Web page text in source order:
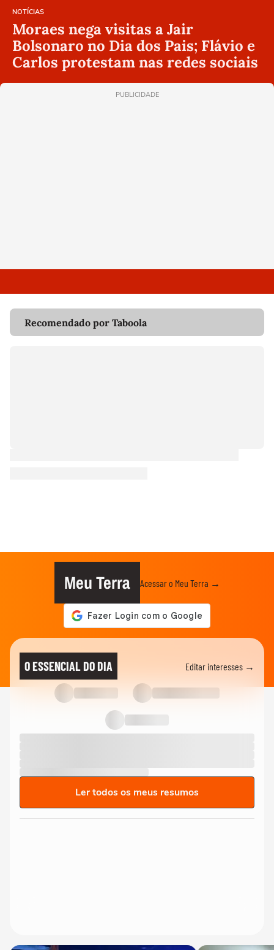
NOTÍCIAS
Moraes nega visitas a Jair
Bolsonaro no Dia dos Pais; Flávio e
Carlos protestam nas redes sociais
PUBLICIDADE
Recomendado por Taboola
Meu Terra Acessar o Meu Terra →
O ESSENCIAL DO DIA Editar interesses →
Ler todos os meus resumos